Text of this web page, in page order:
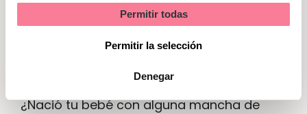
Permitir todas
Permitir la selección
Denegar
con manchas que aparecen en zonas que
el bebé chupa, como sus manitas o pies, o
en la zona de los genitales, que tiende a
¿Nació tu bebé con alguna mancha de